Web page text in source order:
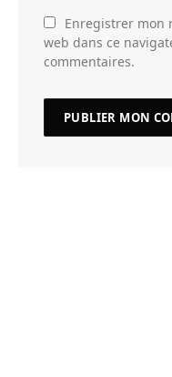
Enregistrer mon
web dans ce
commentaires.